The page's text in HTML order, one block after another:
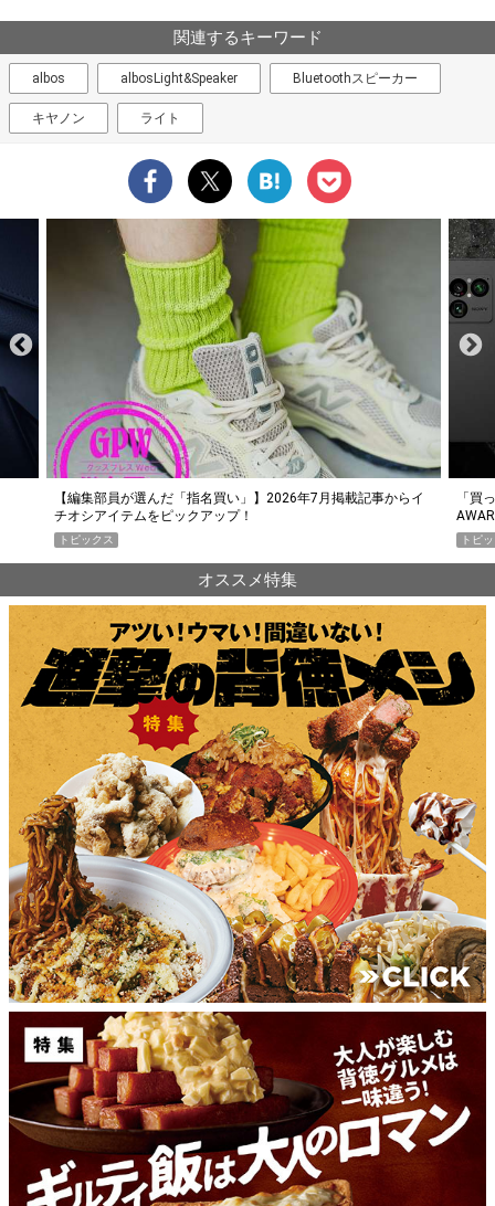
関連するキーワード
albos albosLight&Speaker Bluetoothスピーカー
キヤノン ライト
「買って損なし」の極上スマホ5選【GoodsPress 2026上半期
AWARD】
トピックス
薄着
PR
オススメ特集